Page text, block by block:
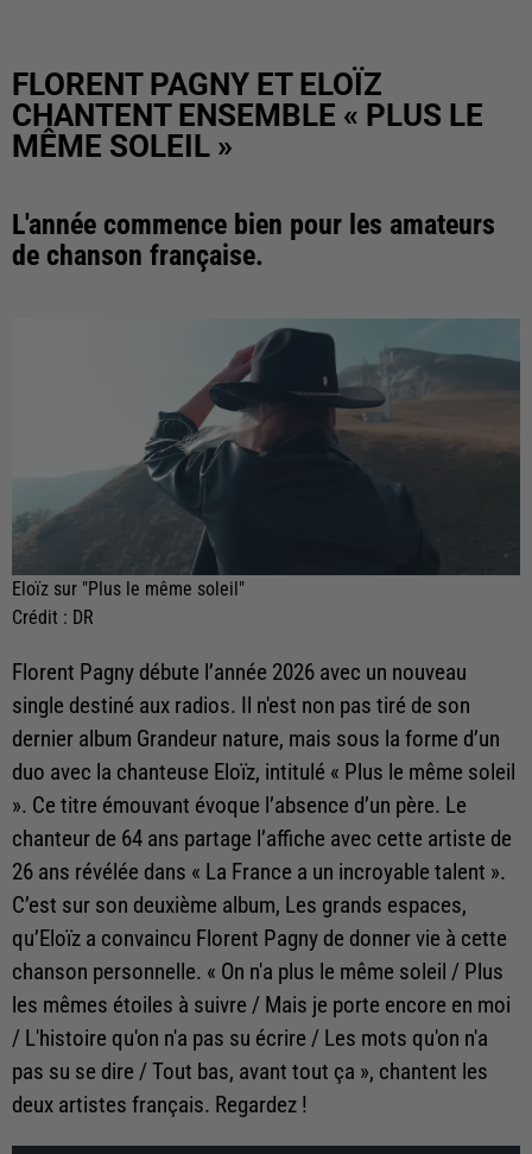
FLORENT PAGNY ET ELOÏZ
CHANTENT ENSEMBLE « PLUS LE
MÊME SOLEIL »
L'année commence bien pour les amateurs
de chanson française.
Eloïz sur "Plus le même soleil"
Crédit : DR
Florent Pagny débute l’année 2026 avec un nouveau
single destiné aux radios. Il n'est non pas tiré de son
dernier album Grandeur nature, mais sous la forme d’un
duo avec la chanteuse Eloïz, intitulé « Plus le même soleil
». Ce titre émouvant évoque l’absence d’un père. Le
chanteur de 64 ans partage l’affiche avec cette artiste de
26 ans révélée dans « La France a un incroyable talent ».
C’est sur son deuxième album, Les grands espaces,
qu’Eloïz a convaincu Florent Pagny de donner vie à cette
chanson personnelle. « On n'a plus le même soleil / Plus
les mêmes étoiles à suivre / Mais je porte encore en moi
/ L'histoire qu'on n'a pas su écrire / Les mots qu'on n'a
pas su se dire / Tout bas, avant tout ça », chantent les
deux artistes français. Regardez !